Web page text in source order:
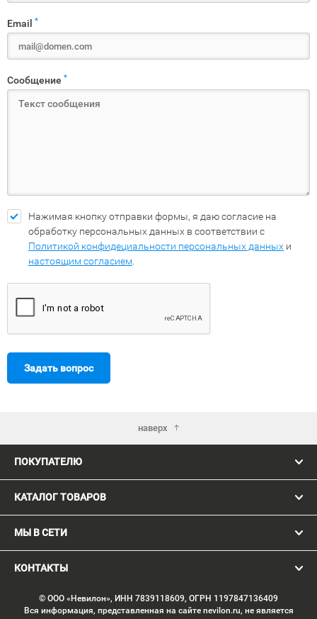
Email *
Сообщение *
Нажимая кнопку отправки формы, я даю согласие на
обработку персональных данных в соответствии с
Политикой конфидециальности персональных данных и
настоящим согласием
Задать вопрос
наверх
ПОКУПАТЕЛЮ
КАТАЛОГ ТОВАРОВ
МЫ В СЕТИ
КОНТАКТЫ
© ООО «Невилон», ИНН 7839118609, ОГРН 1197847136409
Вся информация, представленная на сайте nevilon.ru, не является